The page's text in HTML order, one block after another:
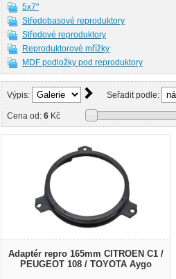
5x7"
Středobasové reproduktory
Středové reproduktory
Reproduktorové mřížky
MDF podložky pod reproduktory
Výpis: Seřadit podle:
Cena od: 6 Kč
Adaptér repro 165mm CITROEN C1 /
PEUGEOT 108 / TOYOTA Aygo